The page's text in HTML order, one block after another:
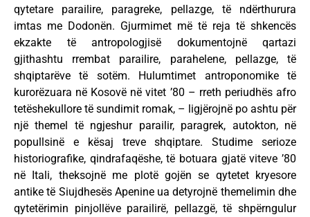
qytetare parailire, paragreke, pellazge, të ndërthurura
imtas me Dodonën. Gjurmimet më të reja të shkencës
ekzakte të antropologjisë dokumentojnë qartazi
gjithashtu rrembat parailire, parahelene, pellazge, të
shqiptarëve të sotëm. Hulumtimet antroponomike të
kurorëzuara në Kosovë në vitet ’80 – rreth periudhës afro
tetëshekullore të sundimit romak, – ligjërojnë po ashtu për
një themel të ngjeshur parailir, paragrek, autokton, në
popullsinë e kësaj treve shqiptare. Studime serioze
historiografike, qindrafaqëshe, të botuara gjatë viteve ’80
në Itali, theksojnë me plotë gojën se qytetet kryesore
antike të Siujdhesës Apenine ua detyrojnë themelimin dhe
qytetërimin pinjollëve parailirë, pellazgë, të shpërngulur